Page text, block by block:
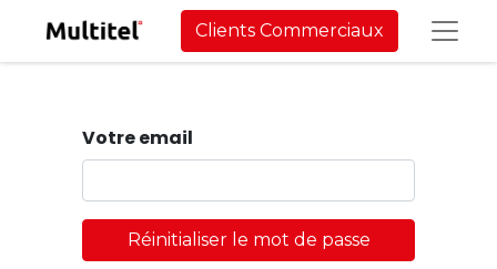
Clients Commerciaux
Votre email
Réinitialiser le mot de passe